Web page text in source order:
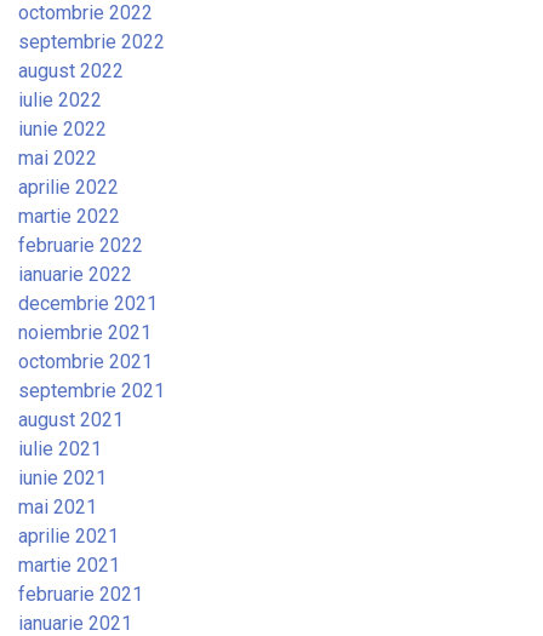
octombrie 2022
septembrie 2022
august 2022
iulie 2022
iunie 2022
mai 2022
aprilie 2022
martie 2022
februarie 2022
ianuarie 2022
decembrie 2021
noiembrie 2021
octombrie 2021
septembrie 2021
august 2021
iulie 2021
iunie 2021
mai 2021
aprilie 2021
martie 2021
februarie 2021
ianuarie 2021